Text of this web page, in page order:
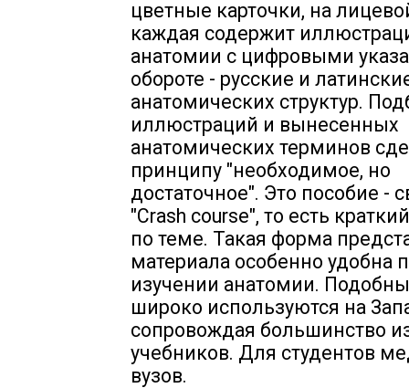
цветные карточки, на
каждая содержит
анатомии с цифровыми
обороте - русские и
анатомических структур.
иллюстраций и вынесенных
анатомических терминов
принципу "необходимое, но
достаточное". Это пособие -
"Crash course", то есть
по теме. Такая форма
материала особенно удобна
изучении анатомии.
широко используются на
сопровождая большинство
учебников. Для студентов
вузов.